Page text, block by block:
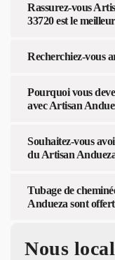
Rassurez-vous
33720 est le
Recherchiez-vous
Pourquoi vous
avec Artisan
Souhaitez-vous
du Artisan
Tubage de
Andueza sont
Nous